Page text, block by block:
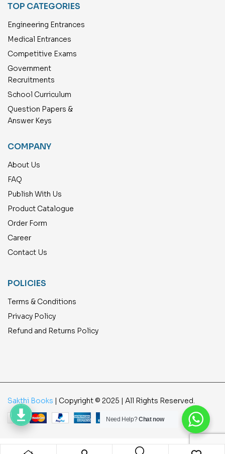
TOP CATEGORIES
Engineering Entrances
Medical Entrances
Competitive Exams
Government
Recruitments
School Curriculum
Question Papers &
Answer Keys
COMPANY
About Us
FAQ
Publish With Us
Product Catalogue
Order Form
Career
Contact Us
POLICIES
Terms & Conditions
Privacy Policy
Refund and Returns Policy
Sakthi Books | Copyright © 2025 | All Rights Reserved.
Need Help?Chat now